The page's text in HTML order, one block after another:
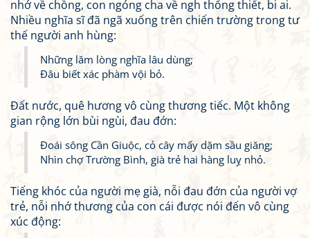
nhớ về chồng, con ngóng cha về ngh thống thiết, bi ai.
Nhiều nghĩa sĩ đã ngã xuống trên chiến trường trong tư
thế người anh hùng:
Những lăm lòng nghĩa lâu dùng;
Đâu biết xác phàm vội bỏ.
Đất nước, quê hương vô cùng thương tiếc. Một không
gian rộng lớn bùi ngùi, đau đớn:
Đoái sông Cần Giuộc, cỏ cây mấy dặm sầu giăng;
Nhìn chợ Trường Bình, già trẻ hai hàng luỵ nhỏ.
Tiếng khóc của người mẹ già, nỗi đau đớn của người vợ
trẻ, nỗi nhớ thương của con cái được nói đến vô cùng
xúc động: